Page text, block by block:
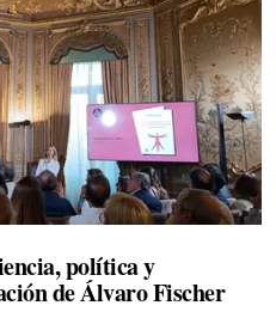
política y
de Álvaro Fischer